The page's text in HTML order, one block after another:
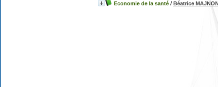
Economie de la santé / Béatrice